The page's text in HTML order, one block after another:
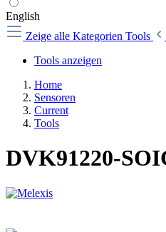
English
Zeige alle Kategorien Tools
Tools anzeigen
Home
Sensoren
Current
Tools
DVK91220-